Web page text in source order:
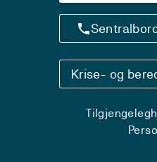
Krise- og